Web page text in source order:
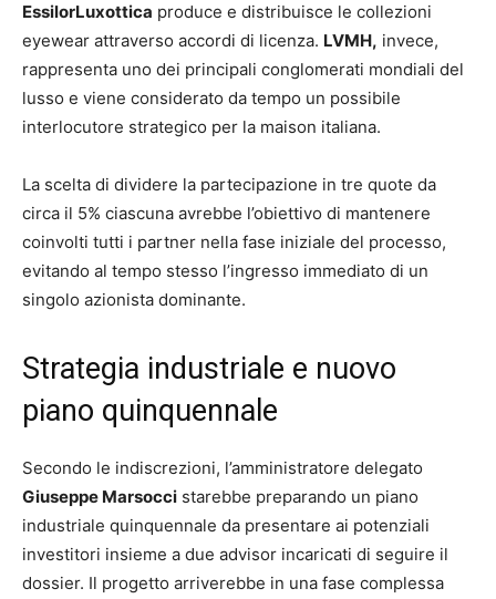
EssilorLuxottica produce e distribuisce le collezioni
eyewear attraverso accordi di licenza. LVMH, invece,
rappresenta uno dei principali conglomerati mondiali del
lusso e viene considerato da tempo un possibile
interlocutore strategico per la maison italiana.
La scelta di dividere la partecipazione in tre quote da
circa il 5% ciascuna avrebbe l’obiettivo di mantenere
coinvolti tutti i partner nella fase iniziale del processo,
evitando al tempo stesso l’ingresso immediato di un
singolo azionista dominante.
Strategia industriale e nuovo
piano quinquennale
Secondo le indiscrezioni, l’amministratore delegato
Giuseppe Marsocci starebbe preparando un piano
industriale quinquennale da presentare ai potenziali
investitori insieme a due advisor incaricati di seguire il
dossier. Il progetto arriverebbe in una fase complessa